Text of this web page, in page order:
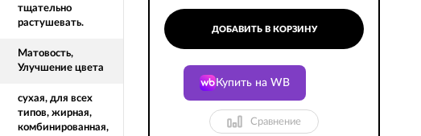
тщательно
растушевать.
Матовость,
Улучшение цвета
сухая, для всех
типов, жирная,
комбинированная,
ДОБАВИТЬ В КОРЗИНУ
Купить на WB
Сравнение